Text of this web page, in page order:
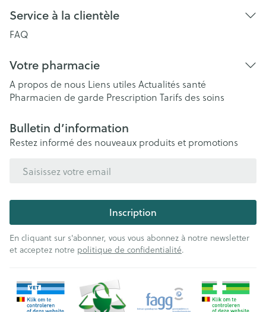
Service à la clientèle
FAQ
Votre pharmacie
A propos de nous Liens utiles Actualités santé
Pharmacien de garde Prescription Tarifs des soins
Bulletin d’information
Restez informé des nouveaux produits et promotions
Inscription
En cliquant sur s'abonner, vous vous abonnez à notre newsletter
et acceptez notre politique de confidentialité.